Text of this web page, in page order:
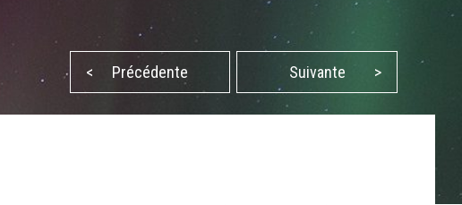
< Précédente Suivante >